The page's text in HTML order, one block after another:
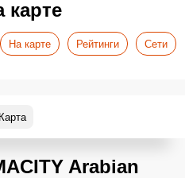
карте
На карте Рейтинги Сети
Карта
Arabian